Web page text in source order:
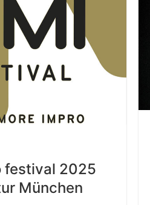
festival 2025
München